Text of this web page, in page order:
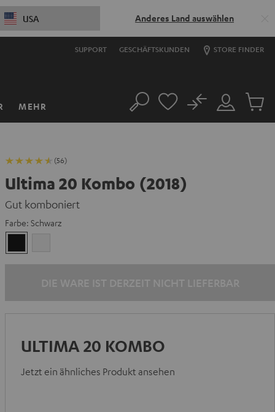
USA Anderes Land auswählen
SUPPORT GESCHÄFTSKUNDEN STORE FINDER
MEHR Suche
Mein
Konto
No
Artikel
(56)
Ultima 20 Kombo (2018)
Gut komboniert
Farbe: Schwarz
ULTIMA 20 KOMBO
Jetzt ein ähnliches Produkt ansehen